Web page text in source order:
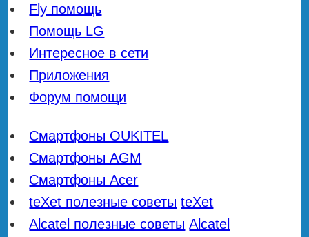
Fly помощь
Помощь LG
Интересное в сети
Приложения
Форум помощи
Смартфоны OUKITEL
Смартфоны AGM
Смартфоны Acer
teXet полезные советы teXet
Alcatel полезные советы Alcatel